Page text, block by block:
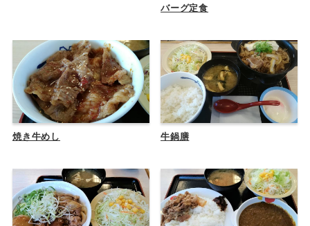
バーグ定食
焼き牛めし 牛鍋膳